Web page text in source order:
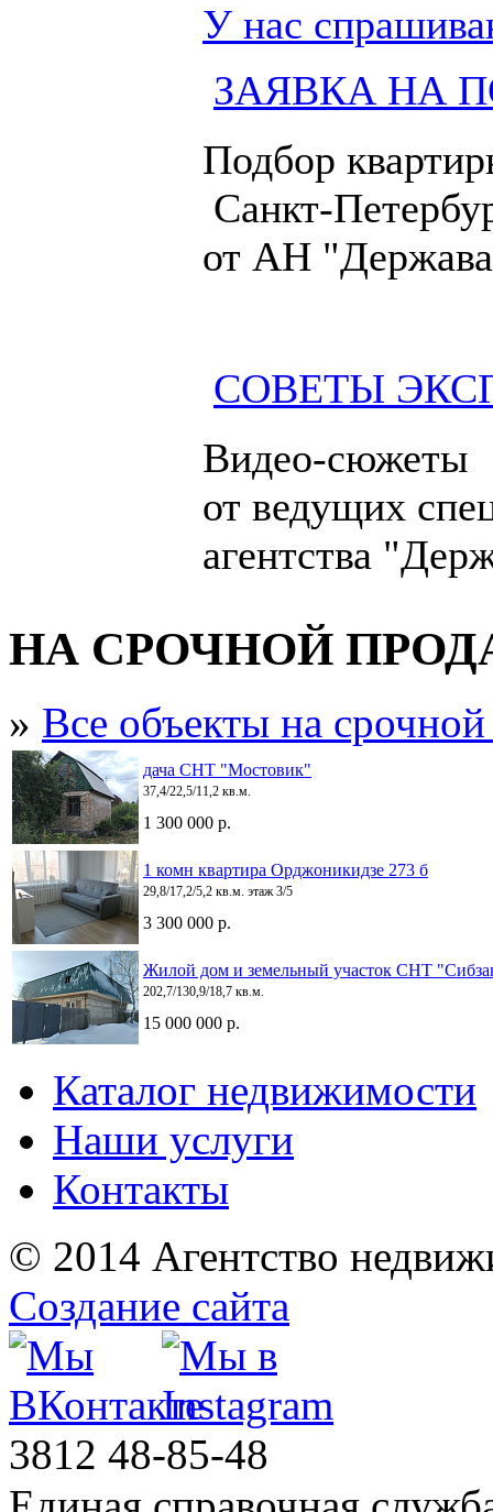
У нас
ЗАЯВКА НА
Подбор
Санкт-
от АН
СОВЕТЫ
Видео-сюжеты
от ведущих
агентства
НА СРОЧНОЙ
» Все объекты на
дача СНТ "Мостовик"
37,4/22,5/11,2 кв.м.
1 300 000 р.
1 комн квартира Орджоникидзе 273 б
29,8/17,2/5,2 кв.м. этаж 3/5
3 300 000 р.
Жилой дом и земельный участок СНТ
202,7/130,9/18,7 кв.м.
15 000 000 р.
Каталог недвижимости
Наши услуги
Контакты
© 2014 Агентство
Создание сайта
3812 48-85-48